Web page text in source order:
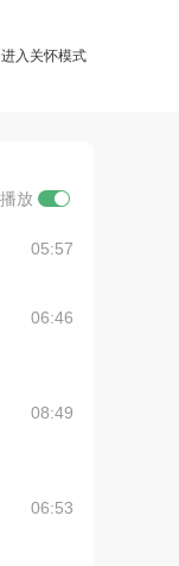
进入关怀模式
放
05:57
06:46
08:49
06:53